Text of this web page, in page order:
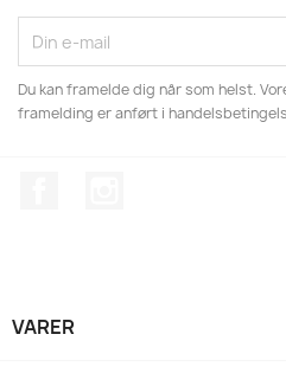
Du kan framelde dig når som helst.
framelding er anført i
VARER